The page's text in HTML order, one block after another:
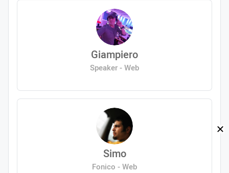
Giampiero
Speaker - Web
Simo
Fonico - Web